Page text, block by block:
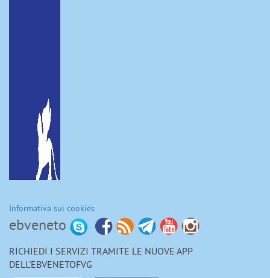
Informativa sui cookies
ebveneto
RICHIEDI I SERVIZI TRAMITE LE NUOVE APP
DELL'EBVENETOFVG